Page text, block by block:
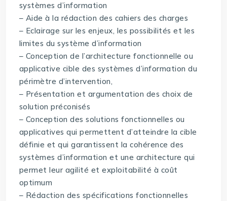
systèmes d’information
– Aide à la rédaction des cahiers des charges
– Eclairage sur les enjeux, les possibilités et les
limites du système d’information
– Conception de l’architecture fonctionnelle ou
applicative cible des systèmes d’information du
périmètre d’intervention,
– Présentation et argumentation des choix de
solution préconisés
– Conception des solutions fonctionnelles ou
applicatives qui permettent d’atteindre la cible
définie et qui garantissent la cohérence des
systèmes d’information et une architecture qui
permet leur agilité et exploitabilité à coût
optimum
– Rédaction des spécifications fonctionnelles